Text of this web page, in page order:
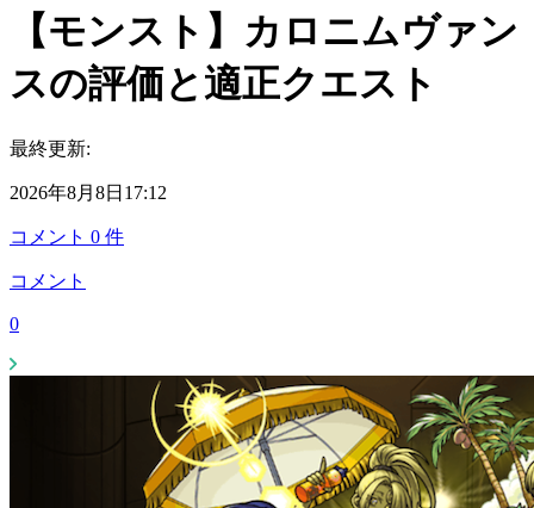
【モンスト】カロニムヴァン
スの評価と適正クエスト
最終更新:
2026年8月8日17:12
コメント 0 件
コメント
0